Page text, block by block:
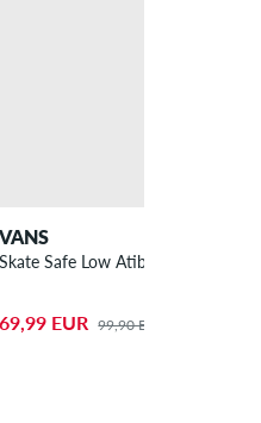
VANS
Skate Safe Low Atiba Schuh
69,99 EUR 99,90 EUR